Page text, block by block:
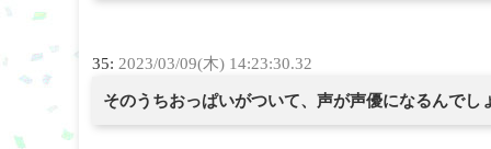
35: 2023/03/09(木) 14:23:30.32
そのうちおっぱいがついて、声が声優になるんでし